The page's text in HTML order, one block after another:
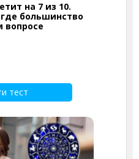
на 7 из 10.
большинство
вопросе
тест